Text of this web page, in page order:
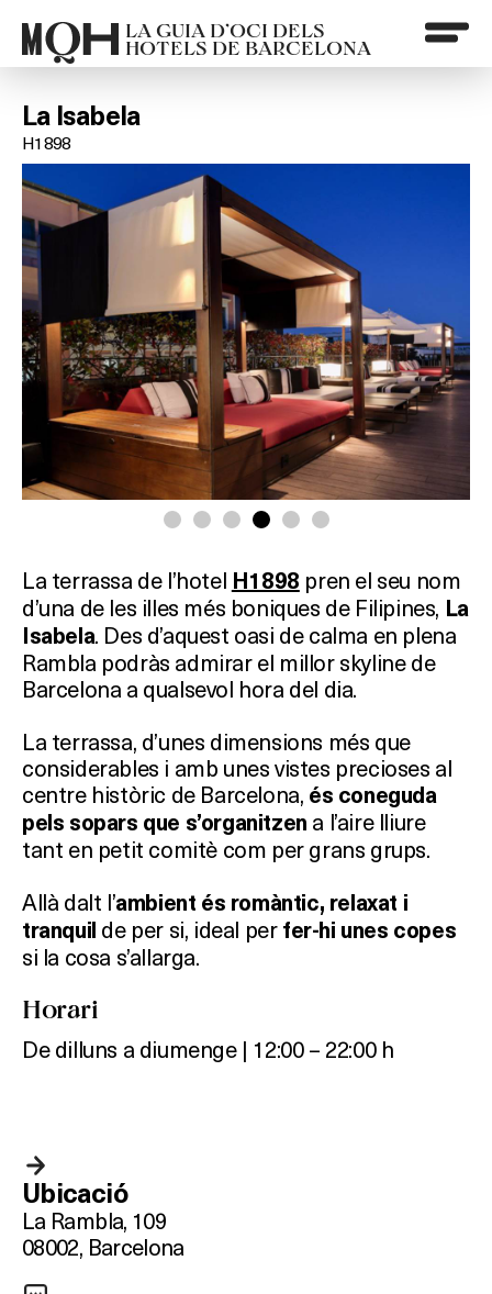
LA GUIA D’OCI DELS
HOTELS DE BARCELONA
La Isabela
H1898
La terrassa de l’hotel H1898 pren el seu nom
d’una de les illes més boniques de Filipines, La
Isabela. Des d’aquest oasi de calma en plena
Rambla podràs admirar el millor skyline de
Barcelona a qualsevol hora del dia.
La terrassa, d’unes dimensions més que
considerables i amb unes vistes precioses al
centre històric de Barcelona, és coneguda
pels sopars que s’organitzen a l’aire lliure
tant en petit comitè com per grans grups.
Allà dalt l’ambient és romàntic, relaxat i
tranquil de per si, ideal per fer-hi unes copes
si la cosa s’allarga.
Horari
De dilluns a diumenge | 12:00 – 22:00 h
Ubicació
La Rambla, 109
08002, Barcelona